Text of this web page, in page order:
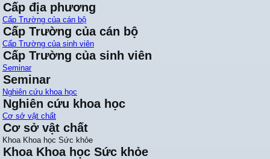
Cấp địa phương
Cấp Trường của cán bộ
Cấp Trường của cán bộ
Cấp Trường của sinh viên
Cấp Trường của sinh viên
Seminar
Seminar
Nghiên cứu khoa học
Nghiên cứu khoa học
Cơ sở vật chất
Cơ sở vật chất
Khoa Khoa học Sức khỏe
Khoa Khoa học Sức khỏe